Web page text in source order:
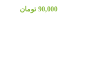
90,000 تومان